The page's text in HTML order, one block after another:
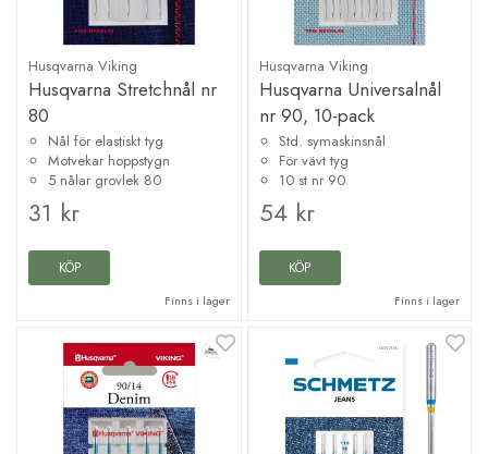
Husqvarna Viking
Husqvarna Stretchnål nr
80
Nål för elastiskt tyg
Motvekar hoppstygn
5 nålar grovlek 80
31 kr
KÖP
Finns i lager
Husqvarna Viking
Husqvarna Universalnål
nr 90, 10-pack
Std. symaskinsnål
För vävt tyg
10 st nr 90
54 kr
KÖP
Finns i lager